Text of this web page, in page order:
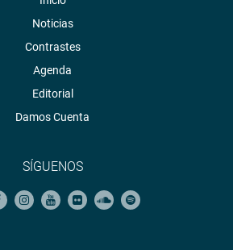
Noticias
Contrastes
Agenda
Editorial
Damos Cuenta
SÍGUENOS